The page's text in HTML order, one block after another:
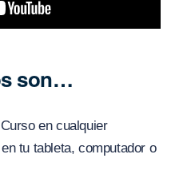
son…
en cualquier
tu tableta, computador o